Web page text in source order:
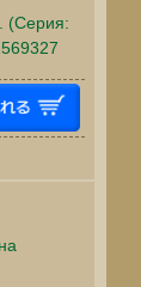
(Серия: